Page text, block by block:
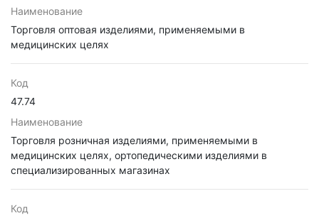
Наименование
Торговля оптовая изделиями, применяемыми в
медицинских целях
Код
47.74
Наименование
Торговля розничная изделиями, применяемыми в
медицинских целях, ортопедическими изделиями в
специализированных магазинах
Код